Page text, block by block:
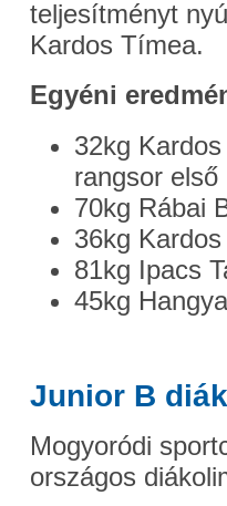
teljesítményt
Kardos Tímea.
Egyéni
32kg
rangsor első
70kg Rábai
36kg
81kg Ipacs
45kg
Junior B
Mogyoródi
országos